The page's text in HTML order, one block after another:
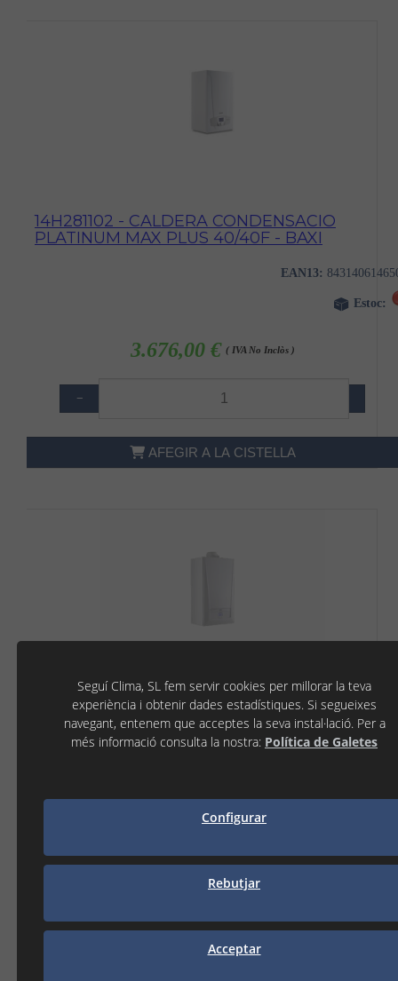
14H281102 - CALDERA CONDENSACIO
PLATINUM MAX PLUS 40/40F - BAXI
EAN13:
Estoc:
3.676,00 € ( IVA No Inclòs )
−
AFEGIR A LA CISTELLA
7808438 - CALDERA CONDENSACIO GN
24/24F - BAXI
AFEGIR A LA CISTELLA
Seguí Clima, SL fem servir cookies per millorar la teva
experiència i obtenir dades estadístiques. Si segueixes
navegant, entenem que acceptes la seva instal·lació. Per a
més informació consulta la nostra: Política de Galetes
Configurar
Rebutjar
Acceptar